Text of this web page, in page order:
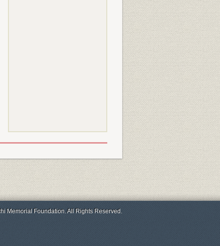
Memorial Foundation. All Rights Reserved.